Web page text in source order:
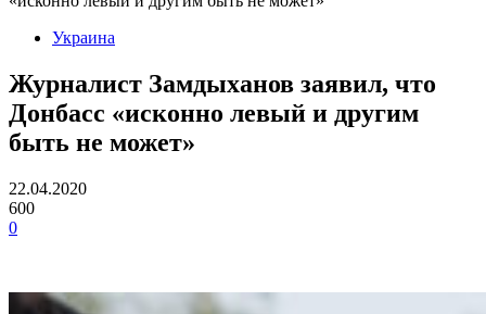
Украина
Журналист Замдыханов заявил, что
Донбасс «исконно левый и другим
быть не может»
22.04.2020
600
0